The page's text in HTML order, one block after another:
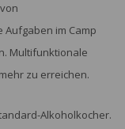
im Camp
Multifunktionale
zu erreichen.
Alkoholkocher.